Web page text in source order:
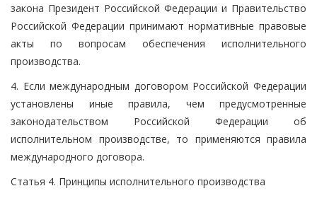
закона Президент Российской Федерации и Правительство
Российской Федерации принимают нормативные правовые
акты по вопросам обеспечения исполнительного
производства.
4. Если международным договором Российской Федерации
установлены иные правила, чем предусмотренные
законодательством Российской Федерации об
исполнительном производстве, то применяются правила
международного договора.
Статья 4. Принципы исполнительного производства